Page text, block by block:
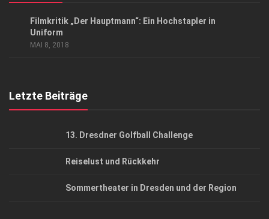
Filmkritik „Der Hauptmann“: Ein Hochstapler in
Uniform
MAI 8, 2018
Letzte Beiträge
13. Dresdner Golfball Challenge
Reiselust und Rückkehr
Sommertheater in Dresden und der Region